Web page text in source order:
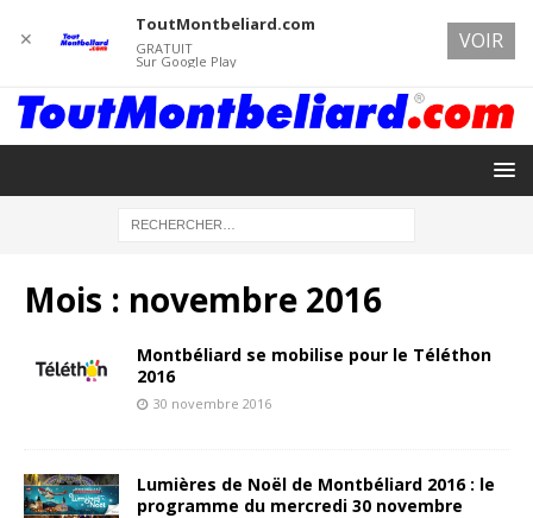
Mois : novembre 2016
Montbéliard se mobilise pour le Téléthon
2016
30 novembre 2016
Lumières de Noël de Montbéliard 2016 : le
programme du mercredi 30 novembre
✕
ToutMontbeliard.com
GRATUIT
Sur Google Play
VOIR